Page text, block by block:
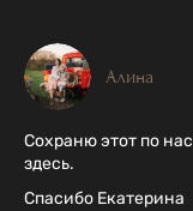
Алина
Сохраню этот по
здесь.
Спасибо Екатерина